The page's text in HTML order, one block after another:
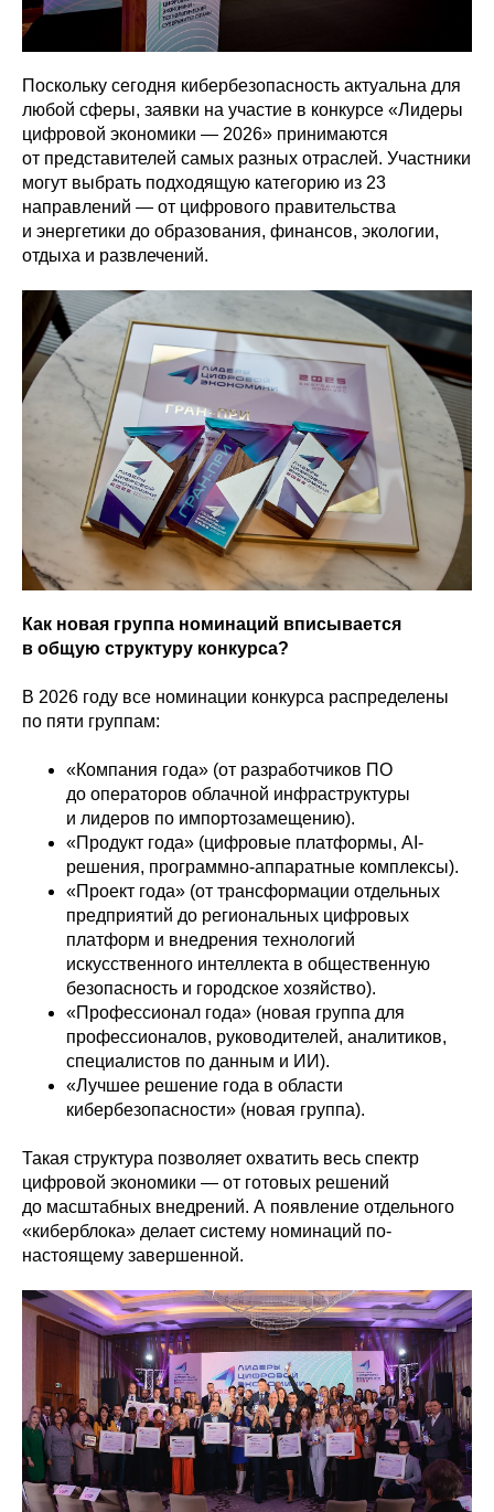
Поскольку сегодня кибербезопасность актуальна для
любой сферы, заявки на участие в конкурсе «Лидеры
цифровой экономики — 2026» принимаются
от представителей самых разных отраслей. Участники
могут выбрать подходящую категорию из 23
направлений — от цифрового правительства
и энергетики до образования, финансов, экологии,
отдыха и развлечений.
Как новая группа номинаций вписывается
в общую структуру конкурса?
В 2026 году все номинации конкурса распределены
по пяти группам:
«Компания года» (от разработчиков ПО
до операторов облачной инфраструктуры
и лидеров по импортозамещению).
«Продукт года» (цифровые платформы, AI-
решения, программно-аппаратные комплексы).
«Проект года» (от трансформации отдельных
предприятий до региональных цифровых
платформ и внедрения технологий
искусственного интеллекта в общественную
безопасность и городское хозяйство).
«Профессионал года» (новая группа для
профессионалов, руководителей, аналитиков,
специалистов по данным и ИИ).
«Лучшее решение года в области
кибербезопасности» (новая группа).
Такая структура позволяет охватить весь спектр
цифровой экономики — от готовых решений
до масштабных внедрений. А появление отдельного
«киберблока» делает систему номинаций по-
настоящему завершенной.